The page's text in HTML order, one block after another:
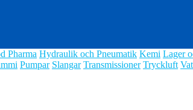
Pharma Hydraulik och Pneumatik Kemi Lager
Pumpar Slangar Transmissioner Tryckluft